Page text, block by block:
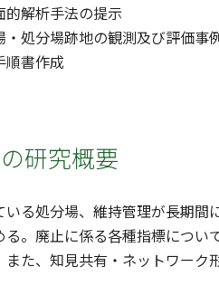
解析手法の提示
・処分場跡地の観測及び評価
順書作成
研究概要
いる処分場、維持管理が長期
る。廃止に係る各種指標につ
た、知見共有・ネットワーク